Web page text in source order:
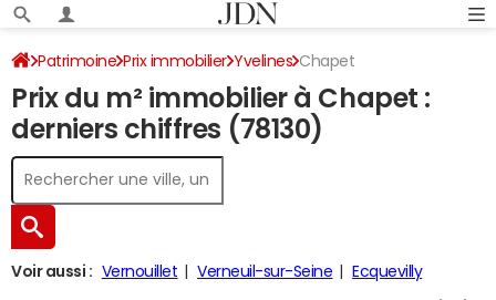
Patrimoine Prix immobilier Yvelines Chapet
Prix du m² immobilier à Chapet :
derniers chiffres (78130)
Voir aussi : Vernouillet Verneuil-sur-Seine Ecquevilly